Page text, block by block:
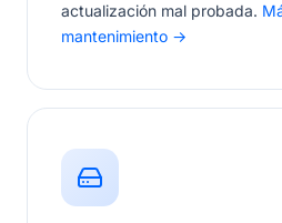
actualización mal probada.
mantenimiento →